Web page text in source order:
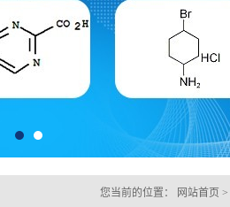
您当前的位置： 网站首页 >